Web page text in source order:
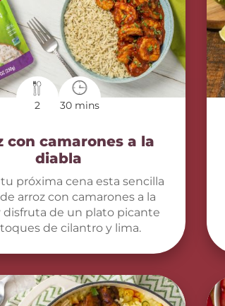
2 30 mins
con camarones a la
diabla
próxima cena esta sencilla
arroz con camarones a la
disfruta de un plato picante
de cilantro y lima.